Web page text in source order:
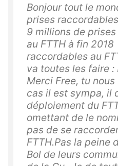
Bonjour tout le
prises
9 millions de
au FTTH à fin
raccordables au
va toutes les faire :
Merci Free, tu
cas il est sympa, il
déploiement du
omettant de le
pas de se
FTTH.Pas la peine
Bol de leurs